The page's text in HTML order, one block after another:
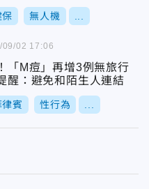
保 無人機
「M痘」再增3例無旅行
：避免和陌生人連結
律賓 性行為
09/02 17:06